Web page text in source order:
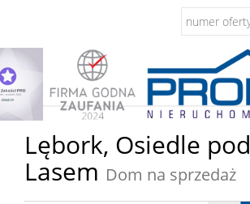
Lębork, Osiedle pod
Lasem Dom na sprzedaż